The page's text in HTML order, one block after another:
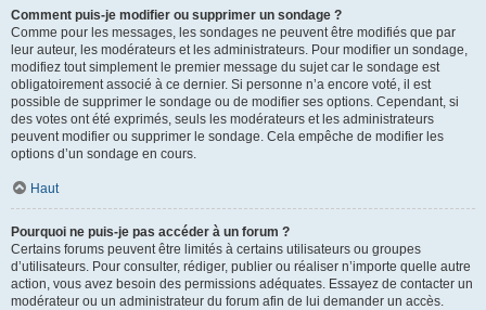
Comment puis-je modifier ou supprimer un sondage ?
Comme pour les messages, les sondages ne peuvent être modifiés que par
leur auteur, les modérateurs et les administrateurs. Pour modifier un sondage,
modifiez tout simplement le premier message du sujet car le sondage est
obligatoirement associé à ce dernier. Si personne n’a encore voté, il est
possible de supprimer le sondage ou de modifier ses options. Cependant, si
des votes ont été exprimés, seuls les modérateurs et les administrateurs
peuvent modifier ou supprimer le sondage. Cela empêche de modifier les
options d’un sondage en cours.
Haut
Pourquoi ne puis-je pas accéder à un forum ?
Certains forums peuvent être limités à certains utilisateurs ou groupes
d’utilisateurs. Pour consulter, rédiger, publier ou réaliser n’importe quelle autre
action, vous avez besoin des permissions adéquates. Essayez de contacter un
modérateur ou un administrateur du forum afin de lui demander un accès.